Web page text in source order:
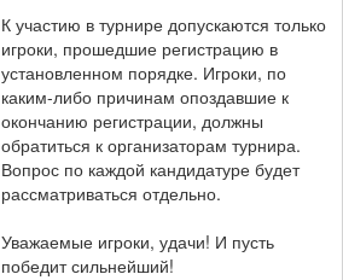
К участию в турнире допускаются только
игроки, прошедшие регистрацию в
установленном порядке. Игроки, по
каким-либо причинам опоздавшие к
окончанию регистрации, должны
обратиться к организаторам турнира.
Вопрос по каждой кандидатуре будет
рассматриваться отдельно.
Уважаемые игроки, удачи! И пусть
победит сильнейший!